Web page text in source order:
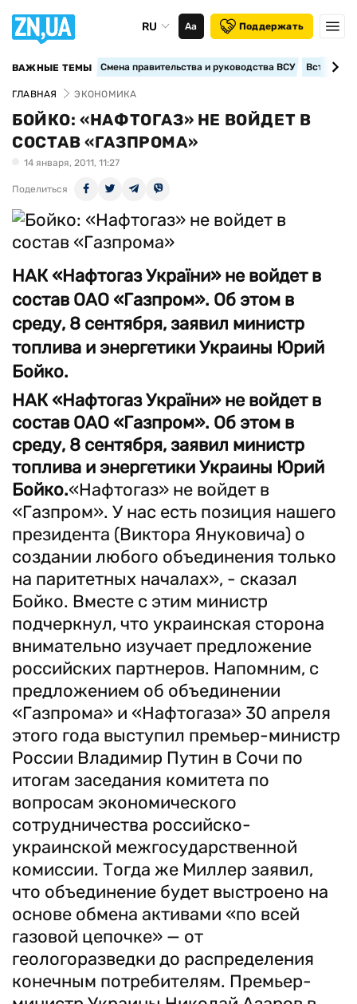
RU Аа Поддержать
ВАЖНЫЕ ТЕМЫ Смена правительства и руководства ВСУ
ГЛАВНАЯ ЭКОНОМИКА
БОЙКО: «НАФТОГАЗ» НЕ ВОЙДЕТ В
СОСТАВ «ГАЗПРОМА»
14 января, 2011, 11:27
Поделиться
НАК «Нафтогаз України» не войдет в
состав ОАО «Газпром». Об этом в
среду, 8 сентября, заявил министр
топлива и энергетики Украины Юрий
Бойко.
НАК «Нафтогаз України» не войдет в
состав ОАО «Газпром». Об этом в
среду, 8 сентября, заявил министр
топлива и энергетики Украины Юрий
Бойко.«Нафтогаз» не войдет в
«Газпром». У нас есть позиция нашего
президента (Виктора Януковича) о
создании любого объединения только
на паритетных началах», - сказал
Бойко. Вместе с этим министр
подчеркнул, что украинская сторона
внимательно изучает предложение
российских партнеров. Напомним, с
предложением об объединении
«Газпрома» и «Нафтогаза» 30 апреля
этого года выступил премьер-министр
России Владимир Путин в Сочи по
итогам заседания комитета по
вопросам экономического
сотрудничества российско-
украинской межгосударственной
комиссии. Тогда же Миллер заявил,
что объединение будет выстроено на
основе обмена активами «по всей
газовой цепочке» — от
геологоразведки до распределения
конечным потребителям. Премьер-